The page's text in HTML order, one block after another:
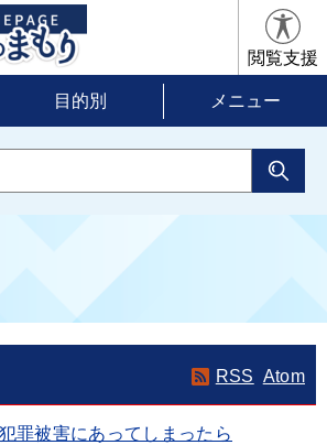
閲覧支援
目的別 メニュー
RSS Atom
罪被害にあってしまったら